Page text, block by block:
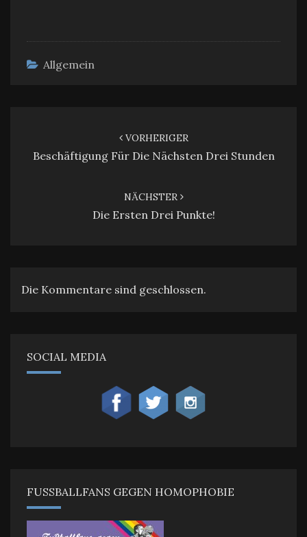
Allgemein
VORHERIGER
Beschäftigung Für Die Nächsten Drei Stunden
NÄCHSTER
Die Ersten Drei Punkte!
Die Kommentare sind geschlossen.
SOCIAL MEDIA
FUSSBALLFANS GEGEN HOMOPHOBIE